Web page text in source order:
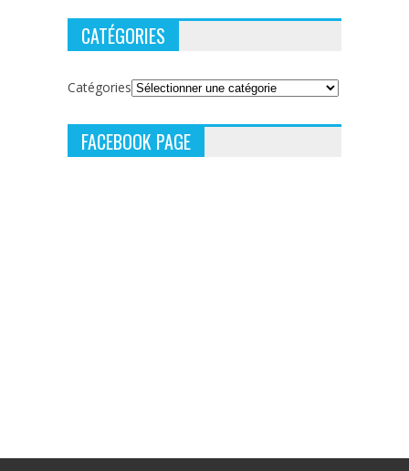
CATÉGORIES
Catégories
FACEBOOK PAGE